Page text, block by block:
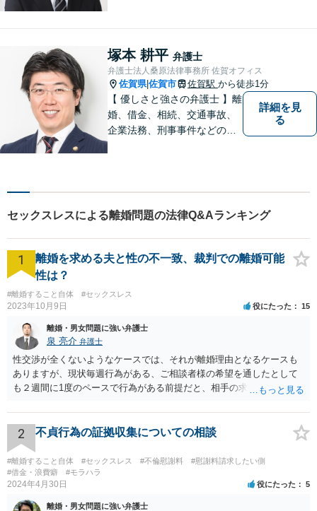
なリーガルサービスを提供い
たします。
塚本 耕平 弁護士
弁護士法人桑原法律事務所 佐賀オフィス
佐賀県|佐賀市 佐賀駅 から徒歩1分
【 優しさと強さの弁護士 】離
婚、借金、相続、交通事故、
企業法務、刑事事件などのご
なリーガルサービスを提供い
たします。
詳細を見
る
セックスレスによる離婚問題の法律Q&Aランキング
1
離婚を求める夫と性の不一致、裁判での離婚可能
性は？
#離婚すること自体 #セックスレス
2023年10月9日 役にたった 15
離婚・男女問題に強い弁護士
泉 亮介 弁護士
性交渉が全くないようなケースでは、それが離婚理由となるケースも
ありますが、現状毎週行為がある、ご相談者様の希望を通したとして
も２週間に1度のペースで行為がある前提だと、相手の求めている離婚
れないでしょう。 また、離婚した場合に、相手が今まで通りに生活を
するのであれば大きな違いはありませんが、そうでなくなった場合に
夫婦であれば法的に請求できたものができなくなるというデメリット
があるため、今までと何も変わらないということはないです。
2 不貞行為の証拠収集についての相談
#離婚すること自体 #セックスレス #不倫慰謝料
#慰謝料請求したい側
#借金・浪費癖
#モラハラ
2024年4月30日 役にたった 5
離婚・男女問題に強い弁護士